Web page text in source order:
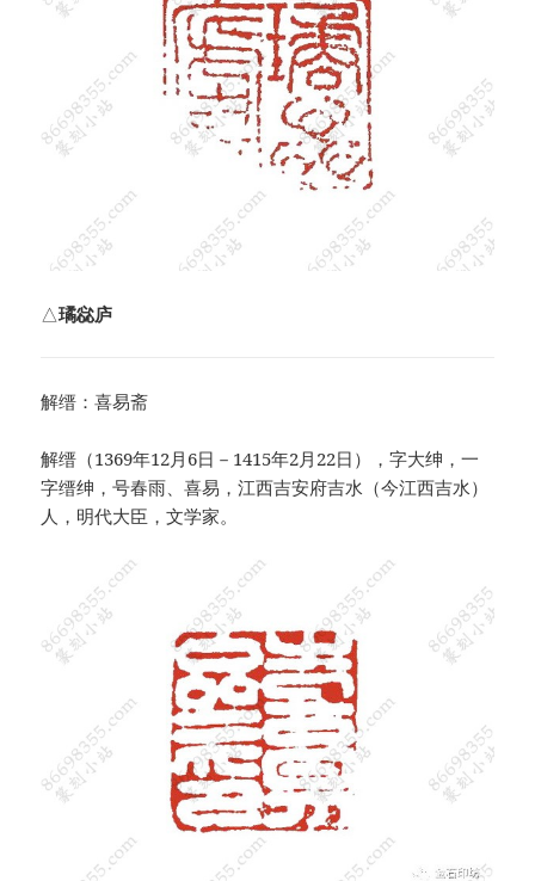
△璚惢庐
解缙：喜易斋
解缙（1369年12月6日－1415年2月22日），字大绅，一
字缙绅，号春雨、喜易，江西吉安府吉水（今江西吉水）
人，明代大臣，文学家。